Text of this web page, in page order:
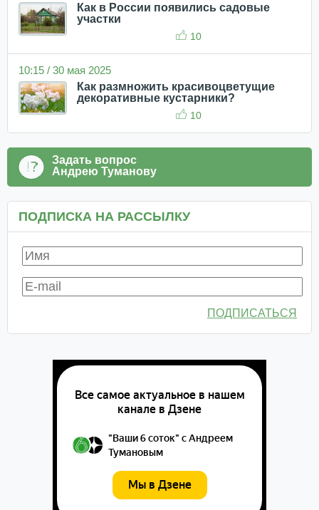
Как в России появились садовые
участки
10
10:15 / 30 мая 2025
Как размножить красивоцветущие
декоративные кустарники?
10
Задать вопрос
Андрею Туманову
ПОДПИСКА НА РАССЫЛКУ
ПОДПИСАТЬСЯ